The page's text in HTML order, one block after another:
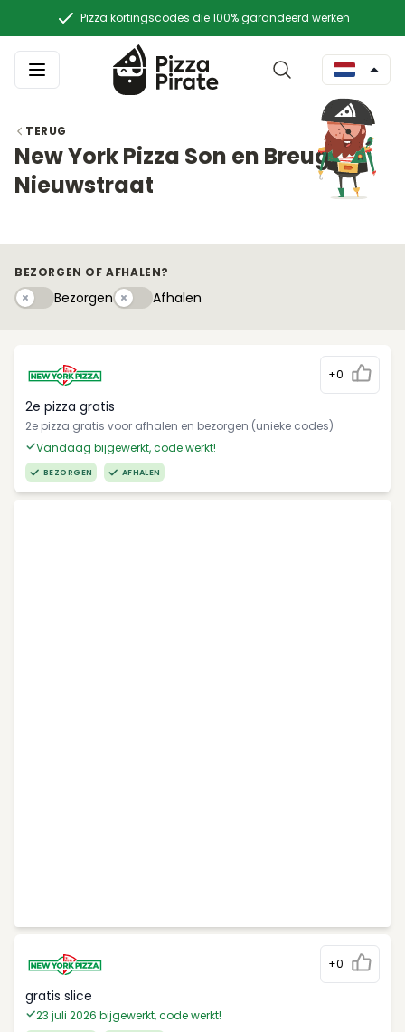
Pizza kortingscodes die 100% garandeerd werken
TERUG
New York Pizza Son en Breugel
Nieuwstraat
BEZORGEN OF AFHALEN?
BezorgenBezorgenAfhalenyAfhalen
+0
2e pizza gratis
2e pizza gratis voor afhalen en bezorgen (unieke codes)
Vandaag bijgewerkt, code werkt!
BEZORGEN AFHALEN
+0
gratis slice
23 juli 2026 bijgewerkt, code werkt!